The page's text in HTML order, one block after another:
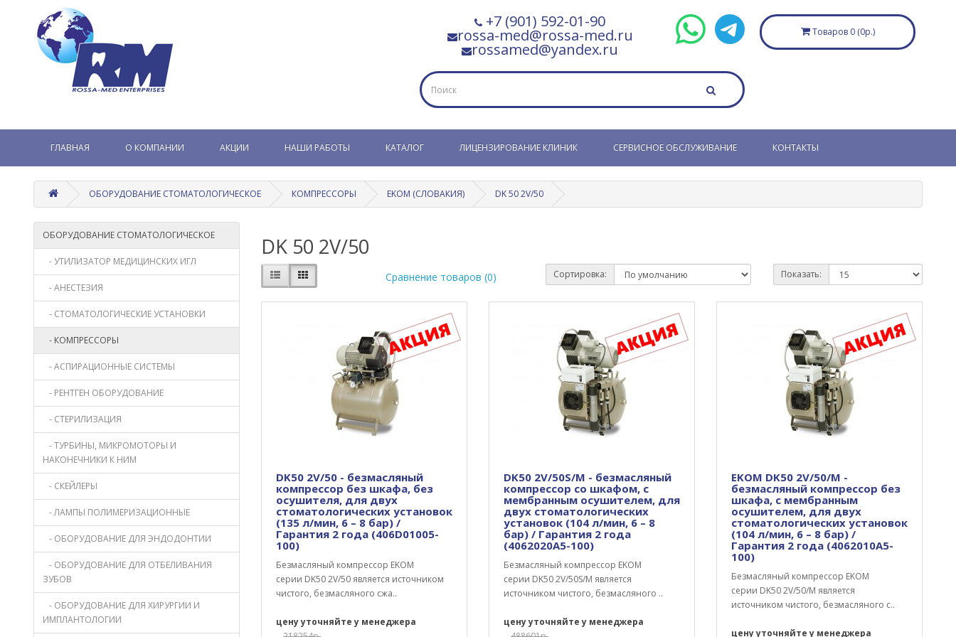
+7 (901) 592-01-90
rossa-med@rossa-med.ru
rossamed@yandex.ru
Товаров 0 (0р.)
ГЛАВНАЯ О КОМПАНИИ АКЦИИ НАШИ РАБОТЫ КАТАЛОГ ЛИЦЕНЗИРОВАНИЕ КЛИНИК СЕРВИСНОЕ ОБСЛУЖИВАНИЕ КОНТАКТЫ
ОБОРУДОВАНИЕ СТОМАТОЛОГИЧЕСКОЕ КОМПРЕССОРЫ EKOM (СЛОВАКИЯ) DK 50 2V/50
ОБОРУДОВАНИЕ СТОМАТОЛОГИЧЕСКОЕ
- УТИЛИЗАТОР МЕДИЦИНСКИХ ИГЛ
- АНЕСТЕЗИЯ
- СТОМАТОЛОГИЧЕСКИЕ УСТАНОВКИ
- КОМПРЕССОРЫ
- АСПИРАЦИОННЫЕ СИСТЕМЫ
- РЕНТГЕН ОБОРУДОВАНИЕ
- СТЕРИЛИЗАЦИЯ
- ТУРБИНЫ, МИКРОМОТОРЫ И
НАКОНЕЧНИКИ К НИМ
- СКЕЙЛЕРЫ
- ЛАМПЫ ПОЛИМЕРИЗАЦИОННЫЕ
- ОБОРУДОВАНИЕ ДЛЯ ЭНДОДОНТИИ
- ОБОРУДОВАНИЕ ДЛЯ ОТБЕЛИВАНИЯ
ЗУБОВ
- ОБОРУДОВАНИЕ ДЛЯ ХИРУРГИИ И
ИМПЛАНТОЛОГИИ
DK 50 2V/50
Сравнение товаров (0) Сортировка: Показать:
DK50 2V/50 - безмасляный
компрессор без шкафа, без
осушителя, для двух
стоматологических установок
(135 л/мин, 6 – 8 бар) /
Гарантия 2 года (406D01005-
100)
Безмасляный компрессор EKOM
серии DK50 2V/50 является источником
чистого, безмасляного сжа..
цену уточняйте у менеджера
DK50 2V/50S/M - безмасляный
компрессор со шкафом, с
мембранным осушителем, для
двух стоматологических
установок (104 л/мин, 6 – 8
бар) / Гарантия 2 года
(4062020A5-100)
Безмасляный компрессор EKOM
серии DK50 2V/50S/M является
источником чистого, безмасляного ..
цену уточняйте у менеджера
EKOM DK50 2V/50/M -
безмасляный компрессор без
шкафа, с мембранным
осушителем, для двух
стоматологических установок
(104 л/мин, 6 – 8 бар) /
Гарантия 2 года (4062010A5-
100)
Безмасляный компрессор EKOM
серии DK50 2V/50/M является
источником чистого, безмасляного с..
цену уточняйте у менеджера